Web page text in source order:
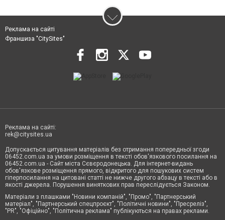
Реклама на сайті
Франшиза "CitySites"
Реклама на сайті:
rek@citysites.ua
Допускається цитування матеріалів без отримання попередньої згоди
06452.com.ua за умови розміщення в тексті обов'язкового посилання на
06452.com.ua - Сайт міста Сєвєродонецька. Для інтернет-видань
обов'язкове розміщення прямого, відкритого для пошукових систем
гіперпосилання на цитовані статті не нижче другого абзацу в тексті або в
якості джерела. Порушення виняткових прав переслідується Законом.
Матеріали з плашками "Новини компаній", "Промо", "Партнерський
матеріал", "Партнерський спецпроєкт", "Політичні новини", "Пресреліз",
"PR", "Офіційно", "Політична реклама" публікуються на правах реклами.